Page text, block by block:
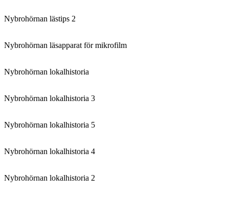
Nybrohörnan lästips 2
Nybrohörnan läsapparat för mikrofilm
Nybrohörnan lokalhistoria
Nybrohörnan lokalhistoria 3
Nybrohörnan lokalhistoria 5
Nybrohörnan lokalhistoria 4
Nybrohörnan lokalhistoria 2